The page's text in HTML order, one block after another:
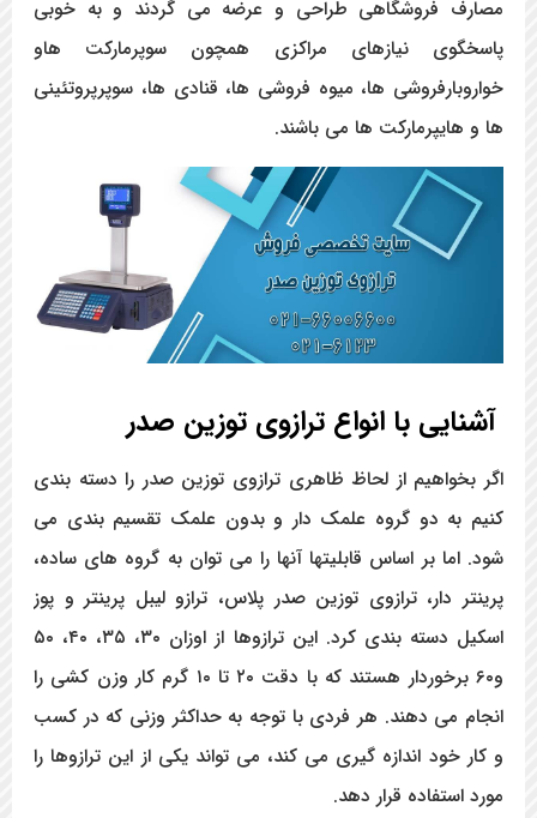
مصارف فروشگاهی طراحی و عرضه می گردند و به خوبی
پاسخگوی نیازهای مراکزی همچون سوپرمارکت هاو
خواروبارفروشی ها، میوه فروشی ها، قنادی ها، سوپرپروتئینی
ها و هایپرمارکت ها می باشند.
آشنایی با انواع ترازوی توزین صدر
اگر بخواهیم از لحاظ ظاهری ترازوی توزین صدر را دسته بندی
کنیم به دو گروه علمک دار و بدون علمک تقسیم بندی می
شود. اما بر اساس قابلیتها آنها را می توان به گروه های ساده،
پرینتر دار، ترازوی توزین صدر پلاس، ترازو لیبل پرینتر و پوز
اسکیل دسته بندی کرد. این ترازوها از اوزان ۳۰، ۳۵، ۴۰، ۵۰
و۶۰ برخوردار هستند که با دقت ۲۰ تا ۱۰ گرم کار وزن کشی را
انجام می دهند. هر فردی با توجه به حداکثر وزنی که در کسب
و کار خود اندازه گیری می کند، می تواند یکی از این ترازوها را
مورد استفاده قرار دهد.